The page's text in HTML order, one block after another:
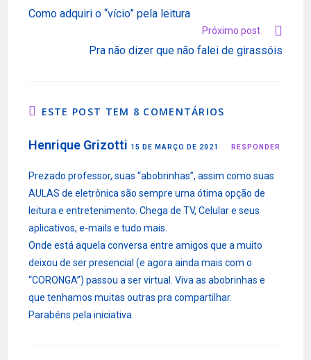
artigos
Como adquiri o “vício” pela leitura
Próximo post
Pra não dizer que não falei de girassóis
ESTE POST TEM 8 COMENTÁRIOS
Henrique Grizotti 15 DE MARÇO DE 2021 RESPONDER
Prezado professor, suas “abobrinhas”, assim como suas
AULAS de eletrônica são sempre uma ótima opção de
leitura e entretenimento. Chega de TV, Celular e seus
aplicativos, e-mails e tudo mais.
Onde está aquela conversa entre amigos que a muito
deixou de ser presencial (e agora ainda mais com o
“CORONGA”) passou a ser virtual. Viva as abobrinhas e
que tenhamos muitas outras pra compartilhar.
Parabéns pela iniciativa.